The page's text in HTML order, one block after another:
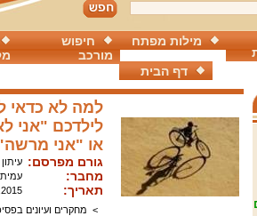
חיפוש
מורכב
מילות מפתח
דף הבית
למה לא כדאי
לילדכם "אני
או "אני
גורם מפרסם:
מחבר: עמית
תאריך:
> מחקרים ועיונים